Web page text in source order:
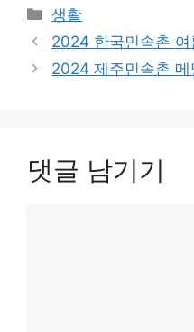
카
테
리
생활
2024 한국민속촌
2024 제주민속촌 메
댓글 남기기